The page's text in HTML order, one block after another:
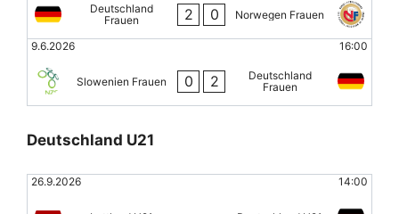
Deutschland
Frauen
2 0 Norwegen Frauen
9.6.2026 16:00
Slowenien Frauen 0 2
Deutschland
Frauen
Deutschland U21
26.9.2026 14:00